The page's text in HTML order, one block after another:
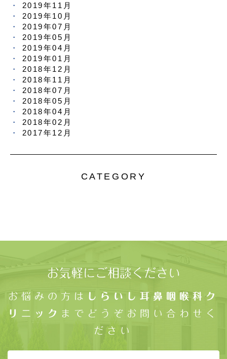
2019年11月
2019年10月
2019年07月
2019年05月
2019年04月
2019年01月
2018年12月
2018年11月
2018年07月
2018年05月
2018年04月
2018年02月
2017年12月
CATEGORY
お気軽にご相談ください
お悩みの方は
しらいし耳鼻咽喉科ク
リニック までどうぞお問い合わせく
ださい